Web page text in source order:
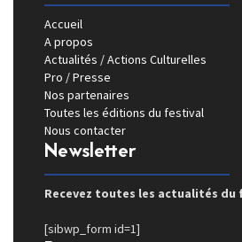
Accueil
A propos
Actualités / Actions Culturelles
Pro / Presse
Nos partenaires
Toutes les éditions du festival
Nous contacter
Newsletter
Recevez toutes les actualités du
[sibwp_form id=1]